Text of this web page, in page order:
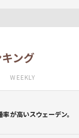
ング
WEEKLY
が高いスウェーデン。